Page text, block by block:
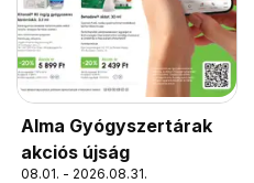
Alma Gyógyszertárak
akciós újság
08.01. - 2026.08.31.